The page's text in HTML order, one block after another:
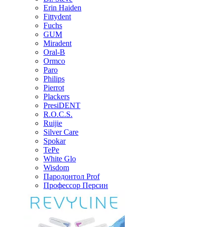
Erin Haiden
Fittydent
Fuchs
GUM
Miradent
Oral-B
Ormco
Paro
Philips
Pierrot
Plackers
PresiDENT
R.O.C.S.
Ruijie
Silver Care
Spokar
TePe
White Glo
Wisdom
Пародонтол Prof
Профессор Персин